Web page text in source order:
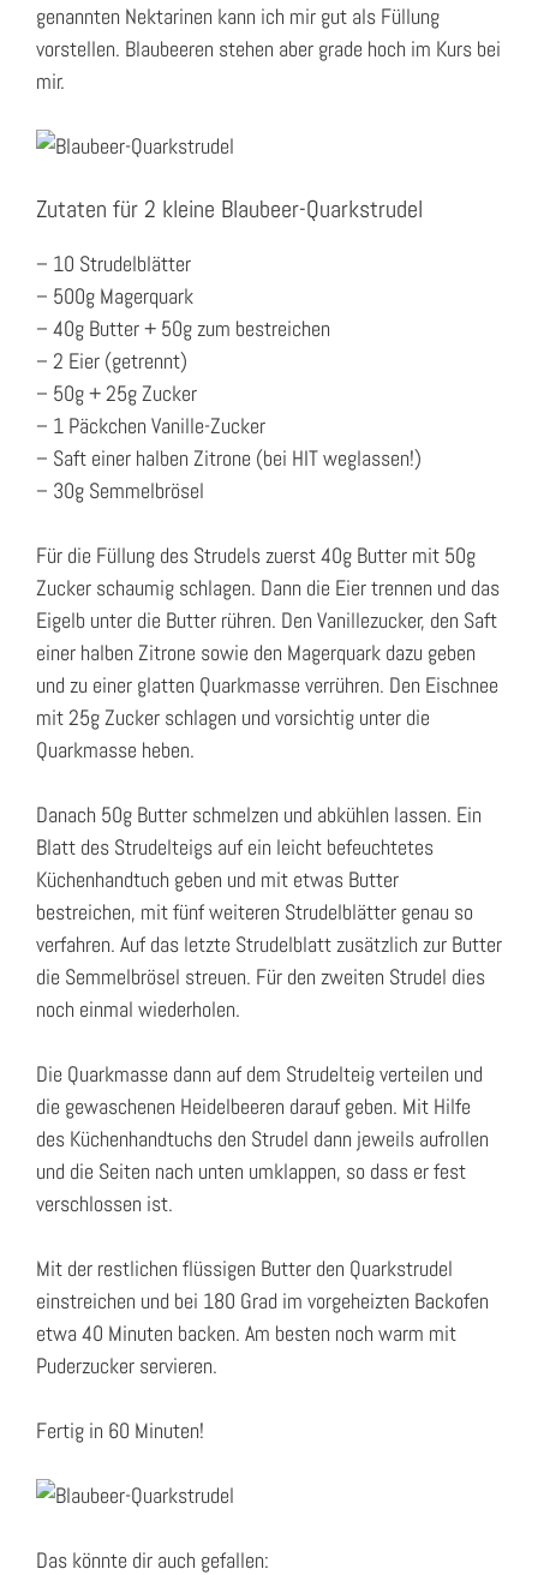
genannten Nektarinen kann ich mir gut als Füllung
vorstellen. Blaubeeren stehen aber grade hoch im Kurs bei
mir.
Zutaten für 2 kleine Blaubeer-Quarkstrudel
– 10 Strudelblätter
– 500g Magerquark
– 40g Butter + 50g zum bestreichen
– 2 Eier (getrennt)
– 50g + 25g Zucker
– 1 Päckchen Vanille-Zucker
– Saft einer halben Zitrone (bei HIT weglassen!)
– 30g Semmelbrösel
Für die Füllung des Strudels zuerst 40g Butter mit 50g
Zucker schaumig schlagen. Dann die Eier trennen und das
Eigelb unter die Butter rühren. Den Vanillezucker, den Saft
einer halben Zitrone sowie den Magerquark dazu geben
und zu einer glatten Quarkmasse verrühren. Den Eischnee
mit 25g Zucker schlagen und vorsichtig unter die
Quarkmasse heben.
Danach 50g Butter schmelzen und abkühlen lassen. Ein
Blatt des Strudelteigs auf ein leicht befeuchtetes
Küchenhandtuch geben und mit etwas Butter
bestreichen, mit fünf weiteren Strudelblätter genau so
verfahren. Auf das letzte Strudelblatt zusätzlich zur Butter
die Semmelbrösel streuen. Für den zweiten Strudel dies
noch einmal wiederholen.
Die Quarkmasse dann auf dem Strudelteig verteilen und
die gewaschenen Heidelbeeren darauf geben. Mit Hilfe
des Küchenhandtuchs den Strudel dann jeweils aufrollen
und die Seiten nach unten umklappen, so dass er fest
verschlossen ist.
Mit der restlichen flüssigen Butter den Quarkstrudel
einstreichen und bei 180 Grad im vorgeheizten Backofen
etwa 40 Minuten backen. Am besten noch warm mit
Puderzucker servieren.
Fertig in 60 Minuten!
Das könnte dir auch gefallen: